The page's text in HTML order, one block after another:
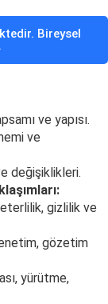
Bireysel
ve yapısı.
ve
değişiklikleri.
gizlilik ve
gözetim
yürütme,